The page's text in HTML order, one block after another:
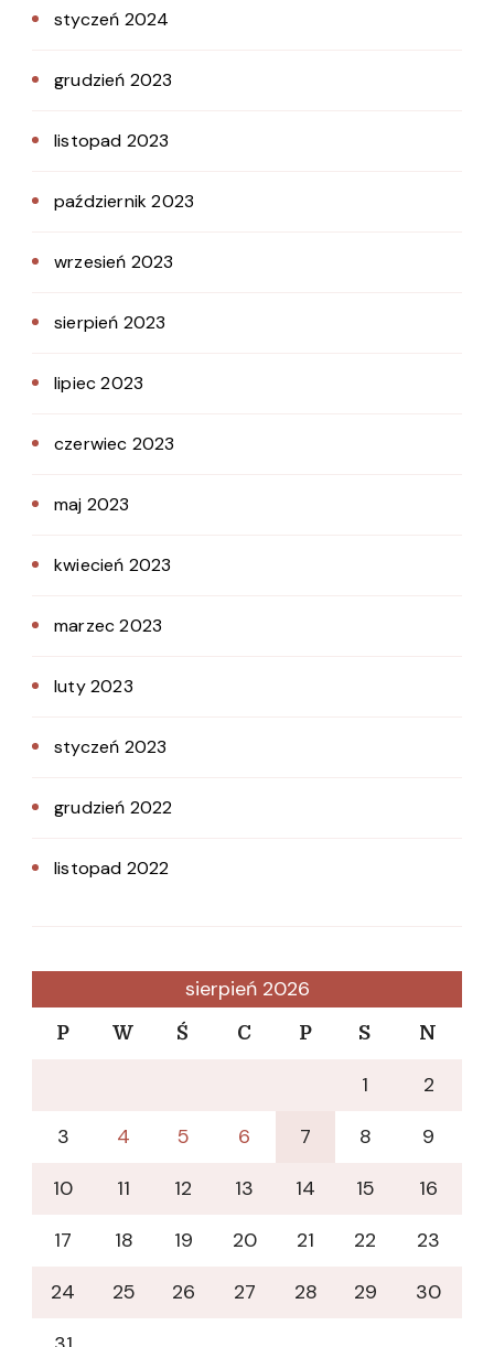
styczeń 2024
grudzień 2023
listopad 2023
październik 2023
wrzesień 2023
sierpień 2023
lipiec 2023
czerwiec 2023
maj 2023
kwiecień 2023
marzec 2023
luty 2023
styczeń 2023
grudzień 2022
listopad 2022
sierpień 2026
P W Ś C P S N
1
2
3
4 5 6 7 8
9
10
11 12 13 14 15
16
17
18 19 20 21 22
23
24
25 26 27 28 29
30